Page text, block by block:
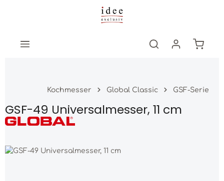
Zum Hauptinhalt springen
Kochmesser Global Classic GSF-Serie
GSF-49 Universalmesser, 11 cm
Bildergalerie überspringen